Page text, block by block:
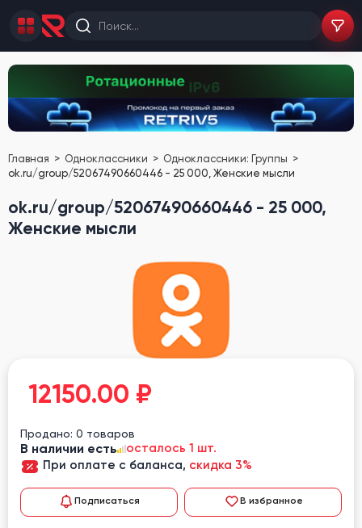
Главная Одноклассники
Одноклассники: Группы
ok.ru/group/52067490660446 - 25 000, Женские мысли
ok.ru/group/52067490660446 - 25 000,
Женские мысли
12150.00 ₽
Продано: 0 товаров
В наличии есть
осталось 1 шт.
При оплате с баланса, скидка 3%
Подписаться В избранное